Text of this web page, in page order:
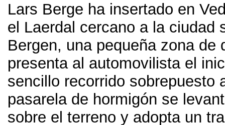
Lars Berge ha insertado en
el Laerdal cercano a la ciudad
Bergen, una pequeña zona de
presenta al automovilista el
sencillo recorrido sobrepuesto
pasarela de hormigón se
sobre el terreno y adopta un